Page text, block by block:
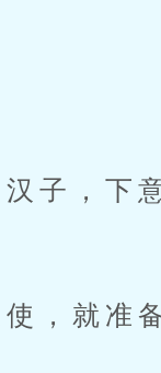
子，下
，就准